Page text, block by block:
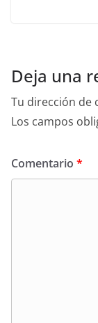
Deja una
Tu dirección de
Los campos
Comentario *